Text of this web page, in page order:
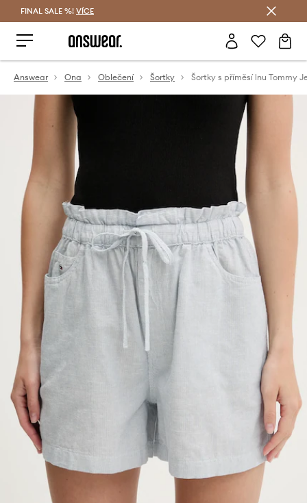
FINAL SALE %! VÍCE
Answear Ona Oblečení Šortky Šortky s příměsí lnu Tommy